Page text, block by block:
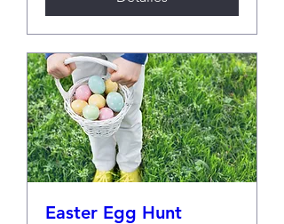
Easter Egg Hunt